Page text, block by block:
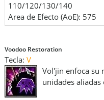
110/120/130/140
Area de Efecto (AoE): 575
Voodoo Restoration
Tecla: V
Vol'jin enfoca su
unidades aliadas